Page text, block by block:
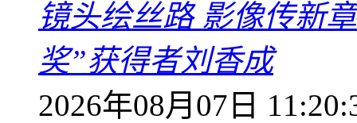
镜头绘丝路 影像传新
奖”获得者刘香成
2026年08月07日